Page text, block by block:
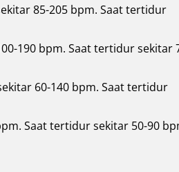
85-205 bpm. Saat tertidur
190 bpm. Saat tertidur sekitar
60-140 bpm. Saat tertidur
Saat tertidur sekitar 50-90